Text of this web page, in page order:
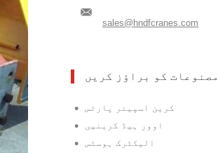
sales@hndfcranes.com
مصنوعات کو براؤز کریں
• کرین اسپیئر پارٹس
• اوور ہیڈ کرینیں
• الیکٹرک ہوسٹس